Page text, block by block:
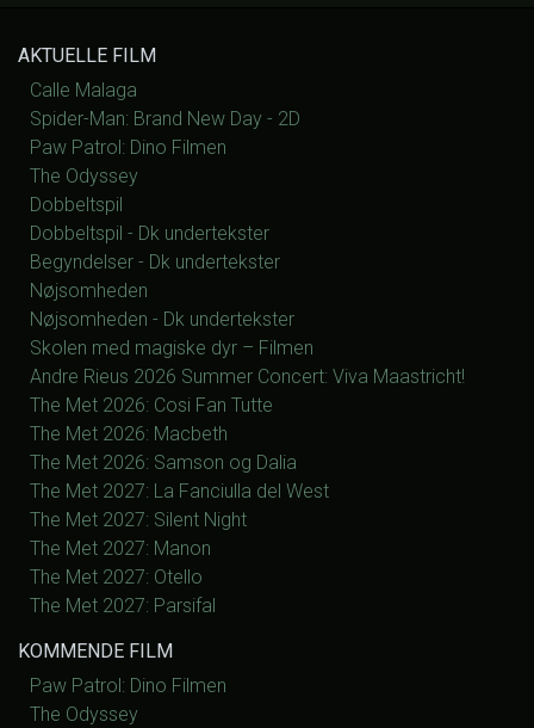
AKTUELLE FILM
Calle Malaga
Spider-Man: Brand New Day - 2D
Paw Patrol: Dino Filmen
The Odyssey
Dobbeltspil
Dobbeltspil - Dk undertekster
Begyndelser - Dk undertekster
Nøjsomheden
Nøjsomheden - Dk undertekster
Skolen med magiske dyr – Filmen
Andre Rieus 2026 Summer Concert: Viva Maastricht!
The Met 2026: Cosi Fan Tutte
The Met 2026: Macbeth
The Met 2026: Samson og Dalia
The Met 2027: La Fanciulla del West
The Met 2027: Silent Night
The Met 2027: Manon
The Met 2027: Otello
The Met 2027: Parsifal
KOMMENDE FILM
Paw Patrol: Dino Filmen
The Odyssey